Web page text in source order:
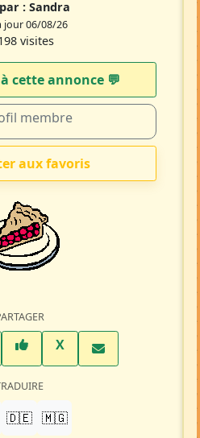
: Sandra
jour 06/08/26
visites
cette annonce 💬​
membre
aux favoris
Facebook
XTwitter X
🇩🇪 🇲🇬